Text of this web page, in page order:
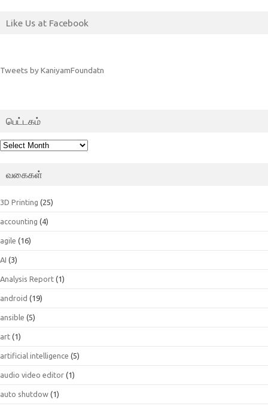
Like Us at Facebook
Tweets by KaniyamFoundatn
பெட்டகம்
பெட்டகம்
வகைகள்
3D Printing (25)
accounting (4)
agile (16)
AI (3)
Analysis Report (1)
android (19)
ansible (5)
art (1)
artificial intelligence (5)
audio video editor (1)
auto shutdow (1)